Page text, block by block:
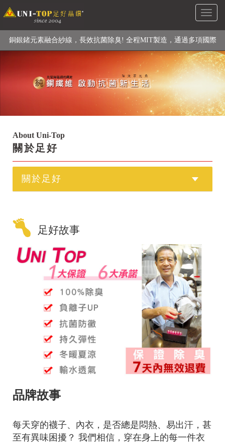
Toggle
級高性能纖維素材), 機能貼身衣物No. 1
銅銀鍺元素融合紗線，長效抗菌除臭! 全程MIT製造，通過多項國際
檢驗
【快來點我】H型銅銀纖維長效PP能量護膝! 支撐. 包覆感. 超透氣.
循環好
About Uni-Top
關於足好
關於足好
足好故事
品牌故事
每天穿的襪子、內衣，是否總是悶熱、易出汗，甚
至有異味困擾？ 我們相信，穿在身上的每一件衣